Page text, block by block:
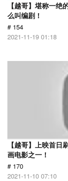
【越哥】堪称一
么叫编剧！
# 154
2021-11-19 01:18
【越哥】上映首
画电影之一！
# 170
2021-11-10 07:10